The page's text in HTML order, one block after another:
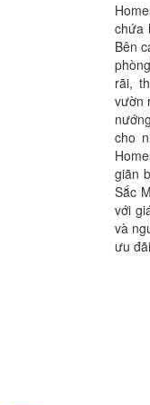
chứa
Bên
rãi,
vườn
cho
giãn
Sắc
với
và
ưu đãi